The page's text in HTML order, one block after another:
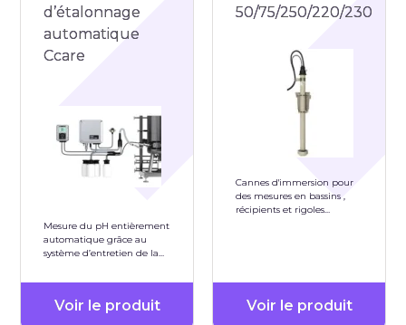
d’étalonnage
automatique
Ccare
Mesure du pH entièrement
automatique grâce au
système d’entretien de la
Voir le produit
50/75/250/220/230
Cannes d'immersion pour
des mesures en bassins ,
récipients et rigoles
Voir le produit